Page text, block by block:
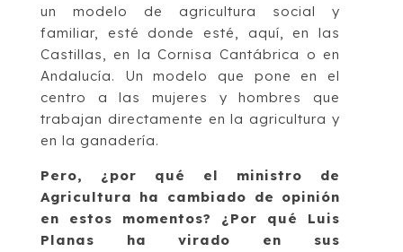
un modelo de agricultura social y
familiar, esté donde esté, aquí, en las
Castillas, en la Cornisa Cantábrica o en
Andalucía. Un modelo que pone en el
centro a las mujeres y hombres que
trabajan directamente en la agricultura y
en la ganadería.
Pero, ¿por qué el ministro de
Agricultura ha cambiado de opinión
en estos momentos? ¿Por qué Luis
Planas ha virado en sus